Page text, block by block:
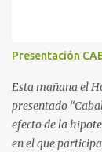
s
Presentación
Esta mañana el
presentado
efecto de la
en el que